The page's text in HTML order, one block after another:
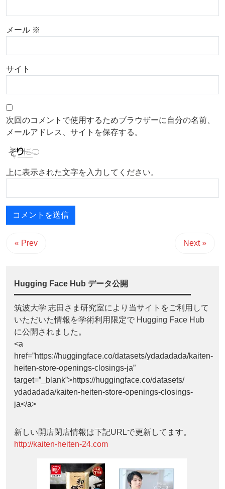
メール ※
サイト
次回のコメントで使用するためブラウザーに自分の名前、
メールアドレス、サイトを保存する。
上に表示された文字を入力してください。
« Prev Next »
Hugging Face Hub データ公開
筑波大学 志田さま研究室により当サイトをご利用して
いただいた情報を学術利用限定で Hugging Face Hub
に公開されました。
<a
href=”https://huggingface.co/datasets/ydadadada/kaiten-
heiten-store-openings-closings-ja”
target=”_blank”>https://huggingface.co/datasets/
ydadadada/kaiten-heiten-store-openings-closings-
ja</a>
新しい開店閉店情報は下記URLで更新してます。
http://kaiten-heiten-24.com